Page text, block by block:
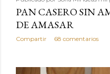
PAN CASERO SIN
DE AMASAR
Compartir 68 comentarios